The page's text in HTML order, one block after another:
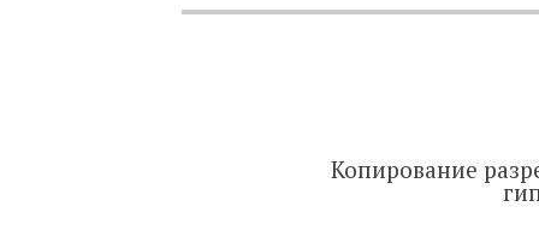
Копирование